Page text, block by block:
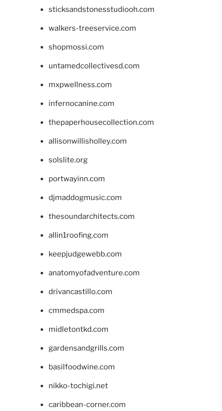
sticksandstonesstudiooh.com
walkers-treeservice.com
shopmossi.com
untamedcollectivesd.com
mxpwellness.com
infernocanine.com
thepaperhousecollection.com
allisonwillisholley.com
solslite.org
portwayinn.com
djmaddogmusic.com
thesoundarchitects.com
allin1roofing.com
keepjudgewebb.com
anatomyofadventure.com
drivancastillo.com
cmmedspa.com
midletontkd.com
gardensandgrills.com
basilfoodwine.com
nikko-tochigi.net
caribbean-corner.com